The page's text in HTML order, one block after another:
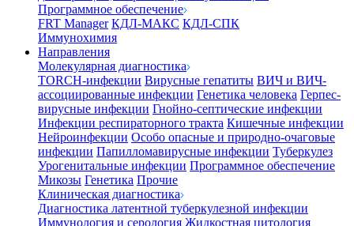
Программное обеспечение
FRT Manager КДЛ-МАКС КДЛ-СПК
Иммунохимия
Направления
Молекулярная диагностика
TORCH-инфекции Вирусные гепатиты ВИЧ и ВИЧ-
ассоциированные инфекции Генетика человека Герпес-
вирусные инфекции Гнойно-септические инфекции
Инфекции респираторного тракта Кишечные инфекции
Нейроинфекции Особо опасные и природно-очаговые
инфекции Папилломавирусные инфекции Туберкулез
Урогенитальные инфекции Программное обеспечение
Микозы Генетика Прочие
Клиническая диагностика
Диагностика латентной туберкулезной инфекции
Иммунология и серология Жидкостная цитология